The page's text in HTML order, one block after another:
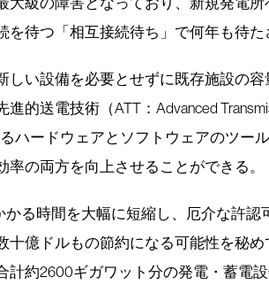
待つ「相互接続待ち」で何年も待た
しい設備を必要とせずに既存施設の
的送電技術（ATT：Advanced
ハードウェアとソフトウェアのツー
率の両方を向上させることができる。
かる時間を大幅に短縮し、厄介な許認
十億ドルもの節約になる可能性を秘
計約2600ギガワット分の発電・蓄電